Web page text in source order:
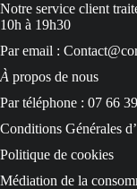
Notre service client
10h à 19h30
Par email :
À propos de nous
Par téléphone : 07 66
Conditions Générales
Politique de cookies
Médiation de la